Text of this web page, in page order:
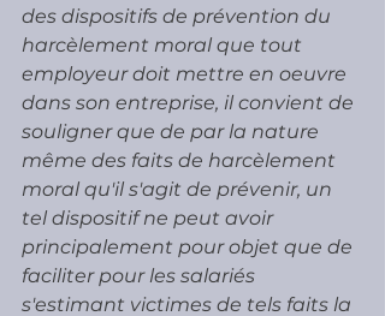
des dispositifs de prévention du
harcèlement moral que tout
employeur doit mettre en oeuvre
dans son entreprise, il convient de
souligner que de par la nature
même des faits de harcèlement
moral qu'il s'agit de prévenir, un
tel dispositif ne peut avoir
principalement pour objet que de
faciliter pour les salariés
s'estimant victimes de tels faits la